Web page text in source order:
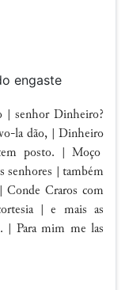
engaste
| senhor Dinheiro?
la dão, | Dinheiro
posto. | Moço
senhores | também
Conde Craros com
| e mais as
| Para mim me las